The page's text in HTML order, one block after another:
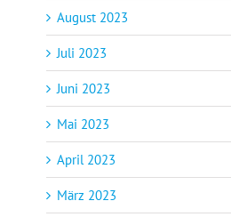
August 2023
Juli 2023
Juni 2023
Mai 2023
April 2023
März 2023